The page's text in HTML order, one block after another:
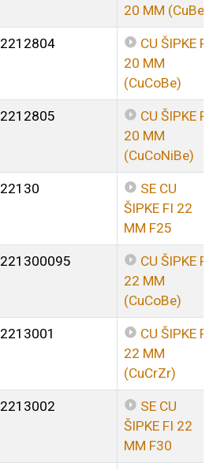
20 MM (CuBe)
2212804
CU ŠIPKE FI
20 MM
(CuCoBe)
2212805
CU ŠIPKE FI
20 MM
(CuCoNiBe)
22130
SE CU
ŠIPKE FI 22
MM F25
221300095
CU ŠIPKE FI
22 MM
(CuCoBe)
2213001
CU ŠIPKE FI
22 MM
(CuCrZr)
2213002
SE CU
ŠIPKE FI 22
MM F30